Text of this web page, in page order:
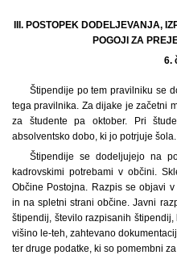
III. POSTOPEK DODELJEVANJA,
POGOJI ZA
6.
Štipendije po tem pravilniku se
tega pravilnika. Za dijake je začetni
za študente pa oktober. Pri
absolventsko dobo, ki jo potrjuje šola.
Štipendije se dodeljujejo na
kadrovskimi potrebami v občini.
Občine Postojna. Razpis se objavi
in na spletni strani občine. Javni
štipendij, število razpisanih
višino le-teh, zahtevano
ter druge podatke, ki so pomembni